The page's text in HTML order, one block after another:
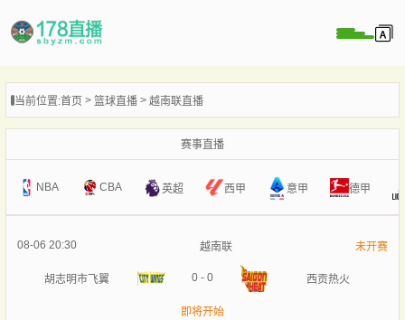
当前位置:首页 篮球直播 越南联直播
赛事直播
NBA CBA 英超 西甲 意甲 德甲
08-06 20:30 越南联 未开赛
胡志明市飞翼 0 - 0 西贡热火
即将开始